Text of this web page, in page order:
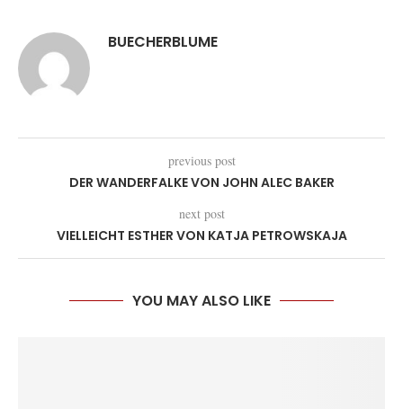
BUECHERBLUME
previous post
DER WANDERFALKE VON JOHN ALEC BAKER
next post
VIELLEICHT ESTHER VON KATJA PETROWSKAJA
YOU MAY ALSO LIKE